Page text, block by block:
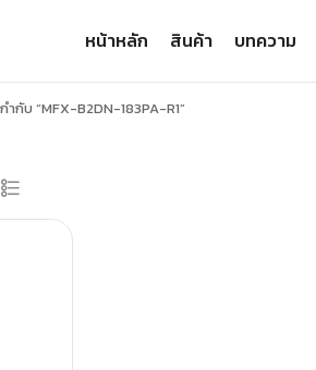
หน้าหลัก สินค้า บทความ
กับ “MFX-B2DN-183PA-R1”